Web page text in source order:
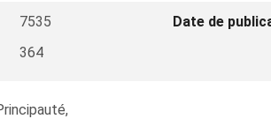
7535 Date de
364